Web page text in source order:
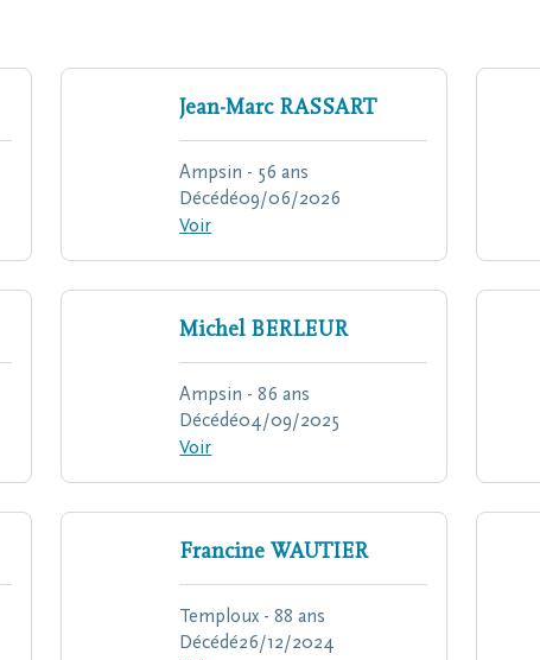
Jean-Marc RASSART
Ampsin - 56 ans
Décédé09/06/2026
Voir
Michel BERLEUR
Ampsin - 86 ans
Décédé04/09/2025
Voir
Francine WAUTIER
Temploux - 88 ans
Décédé26/12/2024